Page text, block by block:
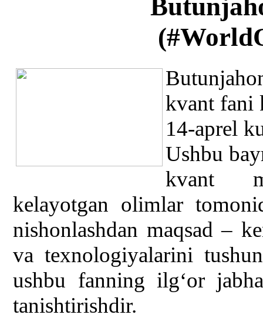
(
kvant fani
14-aprel
Ushbu
kvant
kelayotgan olimlar
nishonlashdan maqsad –
va texnologiyalarini
ushbu fanning ilg‘or
tanishtirishdir.